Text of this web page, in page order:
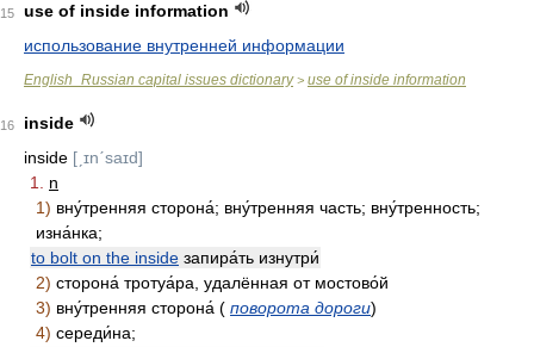
15
use of inside information
использование внутренней информации
English_Russian capital issues dictionary> use of inside information
16
inside
inside [ˏɪnˊsaɪd]
1.
n
1) вну́тренняя сторона́; вну́тренняя часть; вну́тренность;
изна́нка;
to bolt on the inside запира́ть изнутри́
2) сторона́ тротуа́ра, удалённая от мостово́й
3) вну́тренняя сторона́ ( поворота дороги)
4) середи́на;